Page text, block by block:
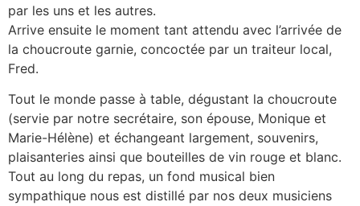
par les uns et les autres.
Arrive ensuite le moment tant attendu avec l’arrivée de
la choucroute garnie, concoctée par un traiteur local,
Fred.
Tout le monde passe à table, dégustant la choucroute
(servie par notre secrétaire, son épouse, Monique et
Marie-Hélène) et échangeant largement, souvenirs,
plaisanteries ainsi que bouteilles de vin rouge et blanc.
Tout au long du repas, un fond musical bien
sympathique nous est distillé par nos deux musiciens